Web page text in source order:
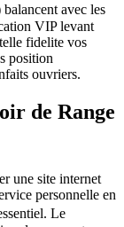
avec les
VIP levant
fidelite vos
position
ouvriers.
de Range
une site internet
personnelle en
Le